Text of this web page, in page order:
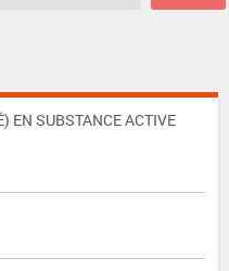
EN SUBSTANCE ACTIVE